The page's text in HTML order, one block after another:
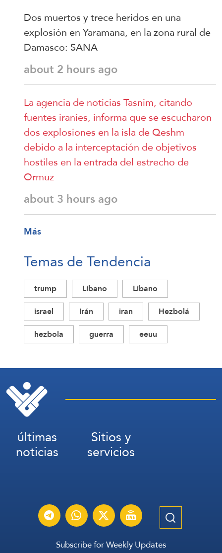
Dos muertos y trece heridos en una
explosión en Yaramana, en la zona rural de
Damasco: SANA
about 2 hours ago
La agencia de noticias Tasnim, citando
fuentes iraníes, informa que se escucharon
dos explosiones en la isla de Qeshm
debido a la interceptación de objetivos
hostiles en la entrada del estrecho de
Ormuz
about 3 hours ago
Más
Temas de Tendencia
trump Líbano
Libano
israel
Irán iran
Hezbolá
hezbola
guerra eeuu
últimas
noticias
Sitios y
servicios
Subscribe for Weekly Updates